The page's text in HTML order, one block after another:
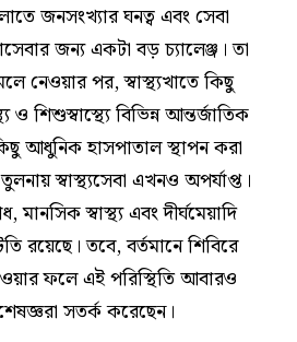
জনসংখ্যার ঘনত্ব এবং সেবা
জন্য একটা বড় চ্যালেঞ্জ। তা
নেওয়ার পর, স্বাস্থ্যখাতে কিছু
ও শিশুস্বাস্থ্যে বিভিন্ন আন্তর্জাতিক
আধুনিক হাসপাতাল স্থাপন করা
স্বাস্থ্যসেবা এখনও অপর্যাপ্ত।
স্বাস্থ্য এবং দীর্ঘমেয়াদি
রয়েছে। তবে, বর্তমানে শিবিরে
ফলে এই পরিস্থিতি আবারও
সতর্ক করেছেন।